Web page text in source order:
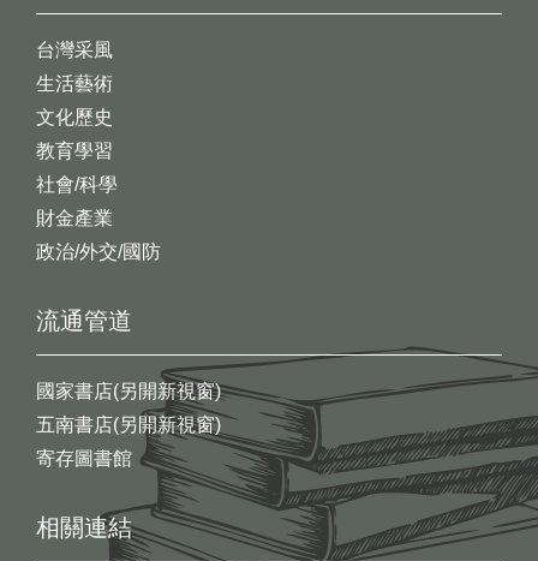
台灣采風
生活藝術
文化歷史
教育學習
社會/科學
財金產業
政治/外交/國防
流通管道
國家書店(另開新視窗)
五南書店(另開新視窗)
寄存圖書館
相關連結